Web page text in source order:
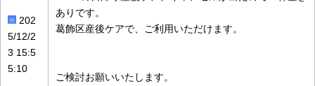
202
5/12/2
3 15:5
5:10
ありです。
葛飾区産後ケアで、ご利用いただけます。
ご検討お願いいたします。